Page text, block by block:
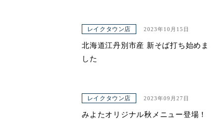
レイクタウン店 2023年10月15日
北海道江丹別市産 新そば打ち始めま
した
レイクタウン店 2023年09月27日
みよたオリジナル秋メニュー登場！